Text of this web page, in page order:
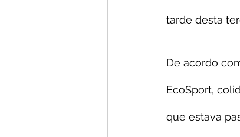
tarde desta
De acordo
EcoSport,
que estava